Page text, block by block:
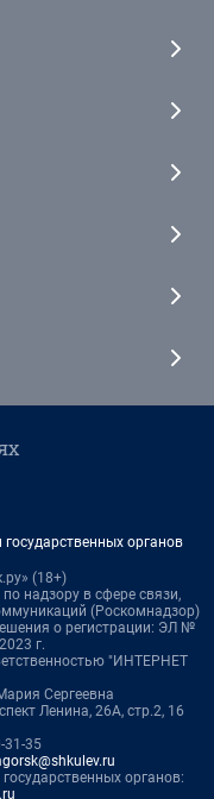
органов
(18+)
надзору в сфере связи,
(Роскомнадзор)
о регистрации: ЭЛ №
г.
"ИНТЕРНЕТ
Сергеевна
Ленина, 26А, стр.2, 16
31-35
органов: